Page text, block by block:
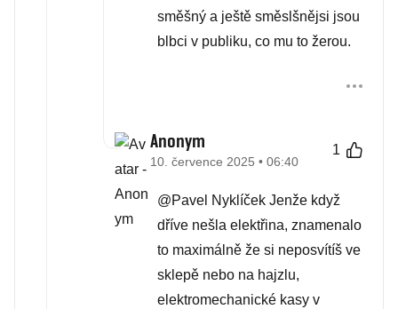
směšný a ještě směslšnějsi jsou
blbci v publiku, co mu to žerou.
Anonym
10. července 2025 • 06:40
1
@Pavel Nyklíček Jenže když
dříve nešla elektřina, znamenalo
to maximálně že si neposvítíš ve
sklepě nebo na hajzlu,
elektromechanické kasy v